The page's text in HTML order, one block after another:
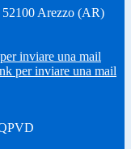
52100 Arezzo (AR)
inviare una mail
per inviare una mail